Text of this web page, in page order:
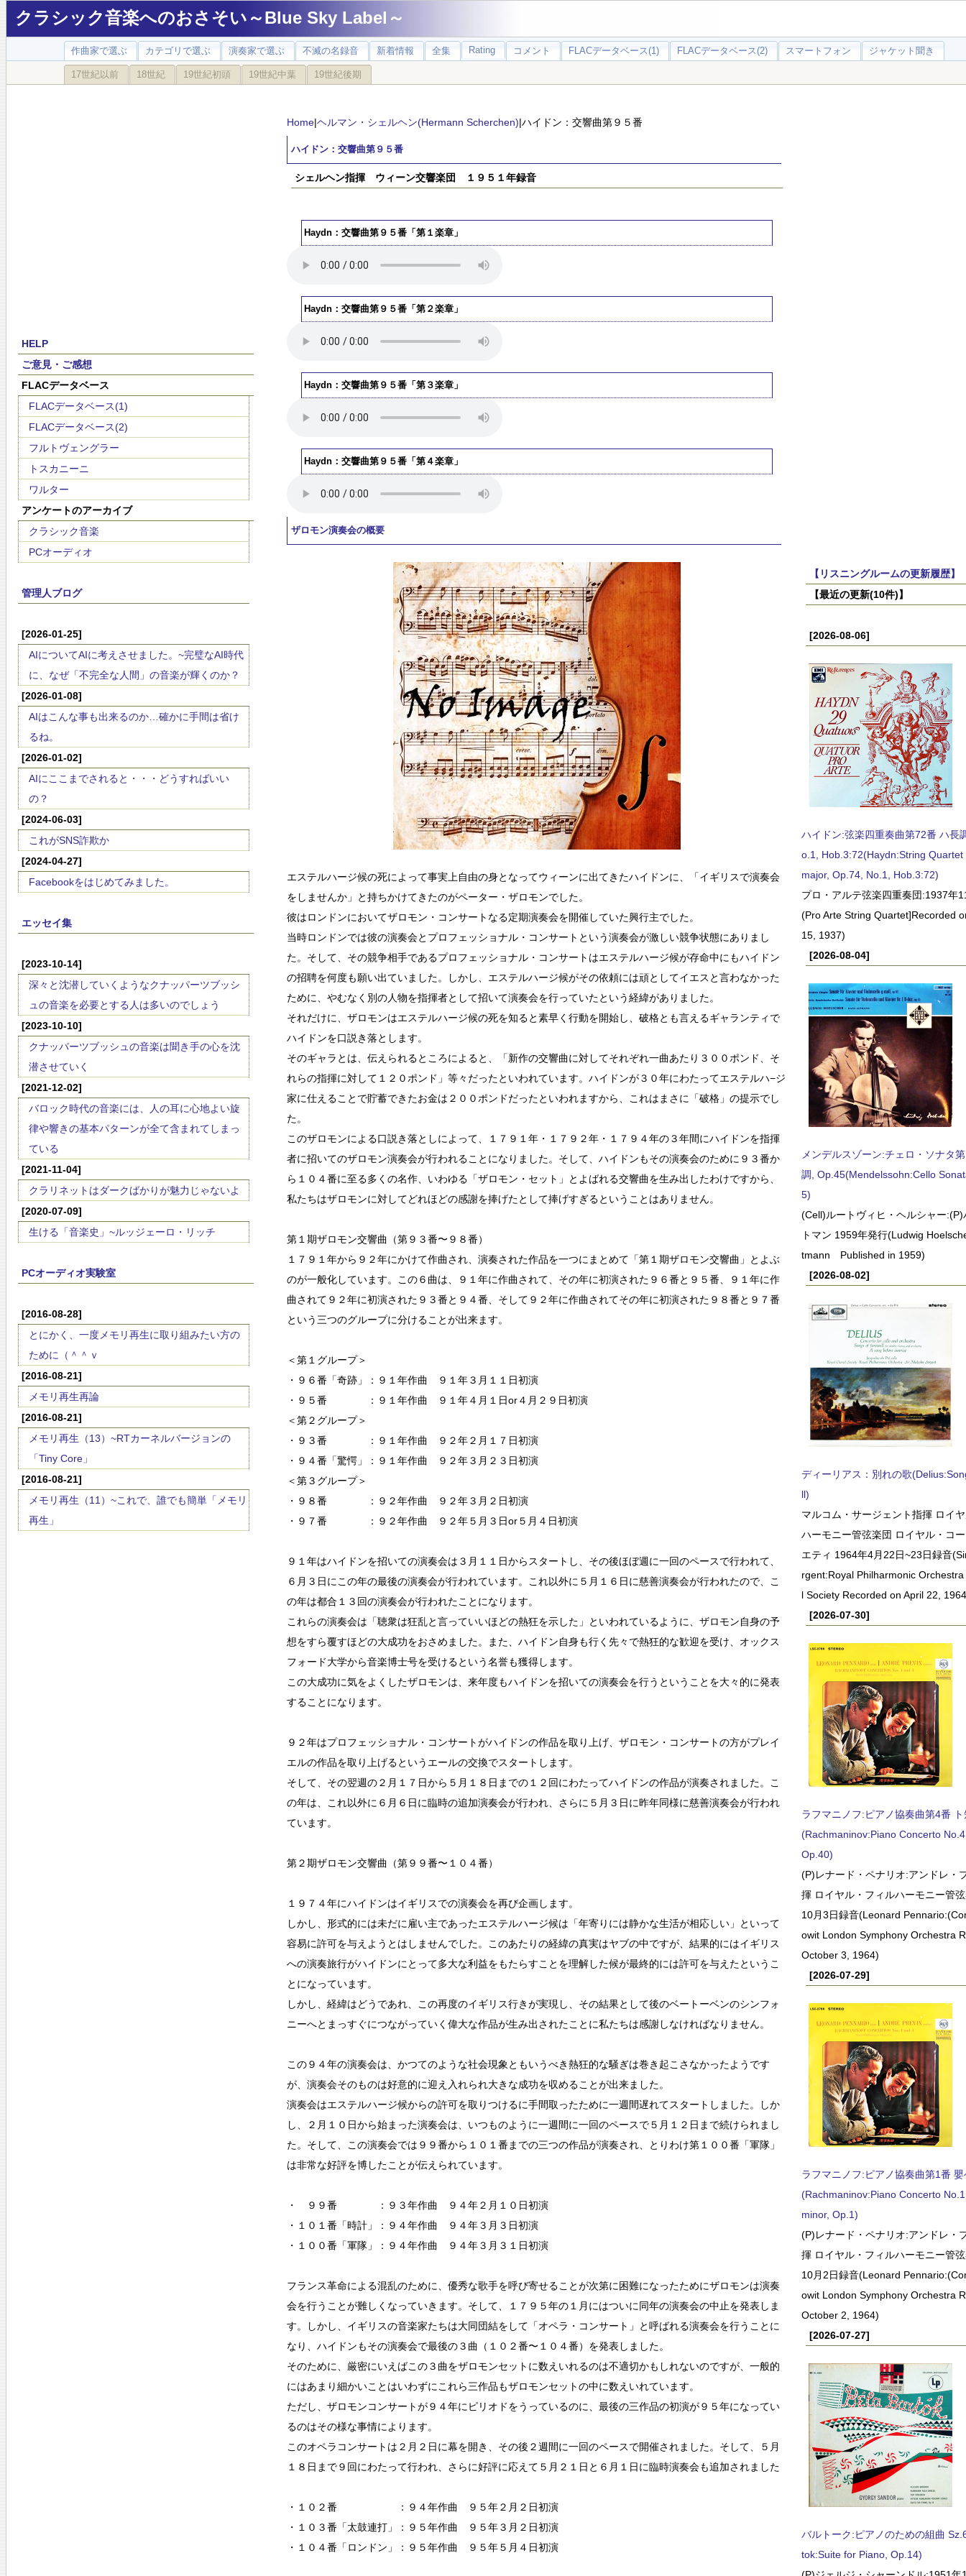
クラシック音楽へのおさそい～Blue Sky Label～
作曲家で選ぶ カテゴリで選ぶ 演奏家で選ぶ 不滅の名録音 新着情報 全集 Rating コメント FLACデータベース(1) FLACデータベース(2) スマートフォン ジャケット聞き
17世紀以前 18世紀 19世紀初頭 19世紀中葉 19世紀後期
HELP
ご意見・ご感想
FLACデータベース
FLACデータベース(1)
FLACデータベース(2)
フルトヴェングラー
トスカニーニ
ワルター
アンケートのアーカイブ
クラシック音楽
PCオーディオ
管理人ブログ
[2026-01-25]
AIについてAIに考えさせました。~完璧なAI時代
に、なぜ「不完全な人間」の音楽が輝くのか？
[2026-01-08]
AIはこんな事も出来るのか…確かに手間は省け
るね。
[2026-01-02]
AIにここまでされると・・・どうすればいい
の？
[2024-06-03]
これがSNS詐欺か
[2024-04-27]
Facebookをはじめてみました。
エッセイ集
[2023-10-14]
深々と沈潜していくようなクナッパーツブッシ
ュの音楽を必要とする人は多いのでしょう
[2023-10-10]
クナッパーツブッシュの音楽は聞き手の心を沈
潜させていく
[2021-12-02]
バロック時代の音楽には、人の耳に心地よい旋
律や響きの基本パターンが全て含まれてしまっ
ている
[2021-11-04]
クラリネットはダークばかりが魅力じゃないよ
[2020-07-09]
生ける「音楽史」~ルッジェーロ・リッチ
PCオーディオ実験室
[2016-08-28]
とにかく、一度メモリ再生に取り組みたい方の
ために（＾＾ｖ
[2016-08-21]
メモリ再生再論
[2016-08-21]
メモリ再生（13）~RTカーネルバージョンの
「Tiny Core」
[2016-08-21]
メモリ再生（11）~これで、誰でも簡単「メモリ
再生」
Home|ヘルマン・シェルヘン(Hermann Scherchen)|ハイドン：交響曲第９５番
ハイドン：交響曲第９５番
シェルヘン指揮 ウィーン交響楽団 １９５１年録音
Haydn：交響曲第９５番「第１楽章」
Haydn：交響曲第９５番「第２楽章」
Haydn：交響曲第９５番「第３楽章」
Haydn：交響曲第９５番「第４楽章」
ザロモン演奏会の概要
エステルハージ候の死によって事実上自由の身となってウィーンに出てきたハイドンに、「イギリスで演奏会
をしませんか」と持ちかけてきたのがペーター・ザロモンでした。
彼はロンドンにおいてザロモン・コンサートなる定期演奏会を開催していた興行主でした。
当時ロンドンでは彼の演奏会とプロフェッショナル・コンサートという演奏会が激しい競争状態にありまし
た。そして、その競争相手であるプロフェッショナル・コンサートはエステルハージ候が存命中にもハイドン
の招聘を何度も願い出ていました。しかし、エステルハージ候がその依頼には頑としてイエスと言わなかった
ために、やむなく別の人物を指揮者として招いて演奏会を行っていたという経緯がありました。
それだけに、ザロモンはエステルハージ候の死を知ると素早く行動を開始し、破格とも言えるギャランティで
ハイドンを口説き落とします。
そのギャラとは、伝えられるところによると、「新作の交響曲に対してそれぞれ一曲あたり３００ポンド、そ
れらの指揮に対して１２０ポンド」等々だったといわれています。ハイドンが３０年にわたってエステルハ−ジ
家に仕えることで貯蓄できたお金は２００ポンドだったといわれますから、これはまさに「破格」の提示でし
た。
このザロモンによる口説き落としによって、１７９１年・１７９２年・１７９４年の３年間にハイドンを指揮
者に招いてのザロモン演奏会が行われることになりました。そして、ハイドンもその演奏会のために９３番か
ら１０４番に至る多くの名作、いわゆる「ザロモン・セット」とよばれる交響曲を生み出したわけですから、
私たちはザロモンに対してどれほどの感謝を捧げたとして捧げすぎるということはありません。
第１期ザロモン交響曲（第９３番〜９８番）
１７９１年から９２年にかけて作曲され、演奏された作品を一つにまとめて「第１期ザロモン交響曲」とよぶ
のが一般化しています。この６曲は、９１年に作曲されて、その年に初演された９６番と９５番、９１年に作
曲されて９２年に初演された９３番と９４番、そして９２年に作曲されてその年に初演された９８番と９７番
という三つのグループに分けることが出来ます。
＜第１グループ＞
・９６番「奇跡」：９１年作曲 ９１年３月１１日初演
・９５番 ：９１年作曲 ９１年４月１日or４月２９日初演
＜第２グループ＞
・９３番 ：９１年作曲 ９２年２月１７日初演
・９４番「驚愕」：９１年作曲 ９２年３月２３日初演
＜第３グループ＞
・９８番 ：９２年作曲 ９２年３月２日初演
・９７番 ：９２年作曲 ９２年５月３日or５月４日初演
９１年はハイドンを招いての演奏会は３月１１日からスタートし、その後ほぼ週に一回のペースで行われて、
６月３日にこの年の最後の演奏会が行われています。これ以外に５月１６日に慈善演奏会が行われたので、こ
の年は都合１３回の演奏会が行われたことになります。
これらの演奏会は「聴衆は狂乱と言っていいほどの熱狂を示した」といわれているように、ザロモン自身の予
想をすら覆すほどの大成功をおさめました。また、ハイドン自身も行く先々で熱狂的な歓迎を受け、オックス
フォード大学から音楽博士号を受けるという名誉も獲得します。
この大成功に気をよくしたザロモンは、来年度もハイドンを招いての演奏会を行うということを大々的に発表
することになります。
９２年はプロフェッショナル・コンサートがハイドンの作品を取り上げ、ザロモン・コンサートの方がプレイ
エルの作品を取り上げるというエールの交換でスタートします。
そして、その翌週の２月１７日から５月１８日までの１２回にわたってハイドンの作品が演奏されました。こ
の年は、これ以外に６月６日に臨時の追加演奏会が行われ、さらに５月３日に昨年同様に慈善演奏会が行われ
ています。
第２期ザロモン交響曲（第９９番〜１０４番）
１９７４年にハイドンはイギリスでの演奏会を再び企画します。
しかし、形式的には未だに雇い主であったエステルハージ候は「年寄りには静かな生活が相応しい」といって
容易に許可を与えようとはしませんでした。このあたりの経緯の真実はヤブの中ですが、結果的にはイギリス
への演奏旅行がハイドンにとって多大な利益をもたらすことを理解した候が最終的には許可を与えたというこ
とになっています。
しかし、経緯はどうであれ、この再度のイギリス行きが実現し、その結果として後のベートーベンのシンフォ
ニーへとまっすぐにつながっていく偉大な作品が生み出されたことに私たちは感謝しなければなりません。
この９４年の演奏会は、かつてのような社会現象ともいうべき熱狂的な騒ぎは巻き起こさなかったようです
が、演奏会そのものは好意的に迎え入れられ大きな成功を収めることが出来ました。
演奏会はエステルハージ候からの許可を取りつけるに手間取ったために一週間遅れてスタートしました。しか
し、２月１０日から始まった演奏会は、いつものように一週間に一回のペースで５月１２日まで続けられまし
た。そして、この演奏会では９９番から１０１番までの三つの作品が演奏され、とりわけ第１００番「軍隊」
は非常な好評を博したことが伝えられています。
・ ９９番 ：９３年作曲 ９４年２月１０日初演
・１０１番「時計」：９４年作曲 ９４年３月３日初演
・１００番「軍隊」：９４年作曲 ９４年３月３１日初演
フランス革命による混乱のために、優秀な歌手を呼び寄せることが次第に困難になったためにザロモンは演奏
会を行うことが難しくなっていきます。そして、１７９５年の１月にはついに同年の演奏会の中止を発表しま
す。しかし、イギリスの音楽家たちは大同団結をして「オペラ・コンサート」と呼ばれる演奏会を行うことに
なり、ハイドンもその演奏会で最後の３曲（１０２番〜１０４番）を発表しました。
そのために、厳密にいえばこの３曲をザロモンセットに数えいれるのは不適切かもしれないのですが、一般的
にはあまり細かいことはいわずにこれら三作品もザロモンセットの中に数えいれています。
ただし、ザロモンコンサートが９４年にピリオドをうっているのに、最後の三作品の初演が９５年になってい
るのはその様な事情によります。
このオペラコンサートは２月２日に幕を開き、その後２週間に一回のペースで開催されました。そして、５月
１８日まで９回にわたって行われ、さらに好評に応えて５月２１日と６月１日に臨時演奏会も追加されました
・１０２番 ：９４年作曲 ９５年２月２日初演
・１０３番「太鼓連打」：９５年作曲 ９５年３月２日初演
・１０４番「ロンドン」：９５年作曲 ９５年５月４日初演
【リスニングルームの更新履歴】
【最近の更新(10件)】
[2026-08-06]
ハイドン:弦楽四重奏曲第72番 ハ長
o.1, Hob.3:72(Haydn:String Quartet
major, Op.74, No.1, Hob.3:72)
プロ・アルテ弦楽四重奏団:1937年
(Pro Arte String Quartet]Recorded
15, 1937)
[2026-08-04]
メンデルスゾーン:チェロ・ソナタ
調, Op.45(Mendelssohn:Cello
5)
(Cell)ルートヴィヒ・ヘルシャー
トマン 1959年発行(Ludwig
tmann Published in 1959)
[2026-08-02]
ディーリアス：別れの歌
ll)
マルコム・サージェント指揮 ロイ
ハーモニー管弦楽団 ロイヤル・コ
エティ 1964年4月22日~23日録音
rgent:Royal Philharmonic
l Society Recorded on April 22,
[2026-07-30]
ラフマニノフ:ピアノ協奏曲第4番
(Rachmaninov:Piano Concerto
Op.40)
(P)レナード・ペナリオ:アンドレ・
揮 ロイヤル・フィルハーモニー管
10月3日録音(Leonard
owit London Symphony Orchestra
October 3, 1964)
[2026-07-29]
ラフマニノフ:ピアノ協奏曲第1番
(Rachmaninov:Piano Concerto
minor, Op.1)
(P)レナード・ペナリオ:アンドレ・
揮 ロイヤル・フィルハーモニー管
10月2日録音(Leonard
owit London Symphony Orchestra
October 2, 1964)
[2026-07-27]
バルトーク:ピアノのための組曲
tok:Suite for Piano, Op.14)